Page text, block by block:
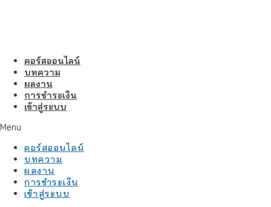
คอร์สออนไลน์
บทความ
ผลงาน
การชำระเงิน
เข้าสู่ระบบ
Menu
คอร์สออนไลน์
บทความ
ผลงาน
การชำระเงิน
เข้าสู่ระบบ